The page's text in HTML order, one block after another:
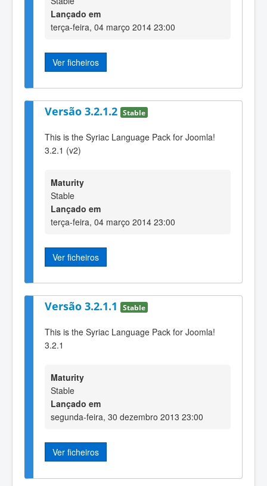
Lançado em
terça-feira, 04 março 2014 23:00
Ver ficheiros
Versão 3.2.1.2 Stable
This is the Syriac Language Pack for Joomla!
3.2.1 (v2)
Maturity
Stable
Lançado em
terça-feira, 04 março 2014 23:00
Ver ficheiros
Versão 3.2.1.1 Stable
This is the Syriac Language Pack for Joomla!
3.2.1
Maturity
Stable
Lançado em
segunda-feira, 30 dezembro 2013 23:00
Ver ficheiros